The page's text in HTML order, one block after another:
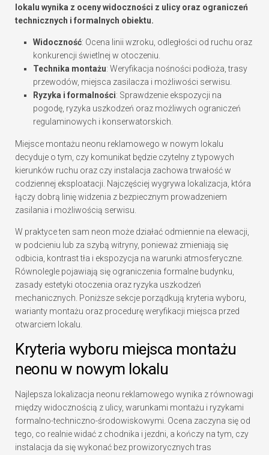
lokalu wynika z oceny widoczności z ulicy oraz ograniczeń
technicznych i formalnych obiektu.
Widoczność: Ocena linii wzroku, odległości od ruchu oraz
konkurencji świetlnej w otoczeniu.
Technika montażu: Weryfikacja nośności podłoża, trasy
przewodów, miejsca zasilacza i możliwości serwisu.
Ryzyka i formalności: Sprawdzenie ekspozycji na
pogodę, ryzyka uszkodzeń oraz możliwych ograniczeń
regulaminowych i konserwatorskich.
Miejsce montażu neonu reklamowego w nowym lokalu
decyduje o tym, czy komunikat będzie czytelny z typowych
kierunków ruchu oraz czy instalacja zachowa trwałość w
codziennej eksploatacji. Najczęściej wygrywa lokalizacja, która
łączy dobrą linię widzenia z bezpiecznym prowadzeniem
zasilania i możliwością serwisu.
W praktyce ten sam neon może działać odmiennie na elewacji,
w podcieniu lub za szybą witryny, ponieważ zmieniają się
odbicia, kontrast tła i ekspozycja na warunki atmosferyczne.
Równolegle pojawiają się ograniczenia formalne budynku,
zasady estetyki otoczenia oraz ryzyka uszkodzeń
mechanicznych. Poniższe sekcje porządkują kryteria wyboru,
warianty montażu oraz procedurę weryfikacji miejsca przed
otwarciem lokalu.
Kryteria wyboru miejsca montażu
neonu w nowym lokalu
Najlepsza lokalizacja neonu reklamowego wynika z równowagi
między widocznością z ulicy, warunkami montażu i ryzykami
formalno-techniczno-środowiskowymi. Ocena zaczyna się od
tego, co realnie widać z chodnika i jezdni, a kończy na tym, czy
instalacja da się wykonać bez prowizorycznych tras